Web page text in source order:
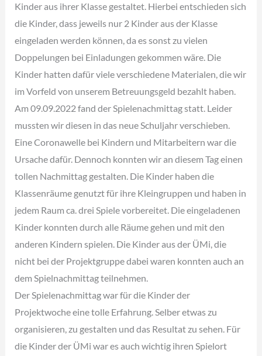
Kinder aus ihrer Klasse gestaltet. Hierbei entschieden sich
die Kinder, dass jeweils nur 2 Kinder aus der Klasse
eingeladen werden können, da es sonst zu vielen
Doppelungen bei Einladungen gekommen wäre. Die
Kinder hatten dafür viele verschiedene Materialen, die wir
im Vorfeld von unserem Betreuungsgeld bezahlt haben.
Am 09.09.2022 fand der Spielenachmittag statt. Leider
mussten wir diesen in das neue Schuljahr verschieben.
Eine Coronawelle bei Kindern und Mitarbeitern war die
Ursache dafür. Dennoch konnten wir an diesem Tag einen
tollen Nachmittag gestalten. Die Kinder haben die
Klassenräume genutzt für ihre Kleingruppen und haben in
jedem Raum ca. drei Spiele vorbereitet. Die eingeladenen
Kinder konnten durch alle Räume gehen und mit den
anderen Kindern spielen. Die Kinder aus der ÜMi, die
nicht bei der Projektgruppe dabei waren konnten auch an
dem Spielnachmittag teilnehmen.
Der Spielenachmittag war für die Kinder der
Projektwoche eine tolle Erfahrung. Selber etwas zu
organisieren, zu gestalten und das Resultat zu sehen. Für
die Kinder der ÜMi war es auch wichtig ihren Spielort